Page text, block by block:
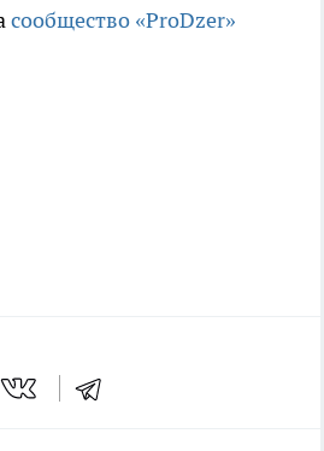
сообщество «ProDzer»